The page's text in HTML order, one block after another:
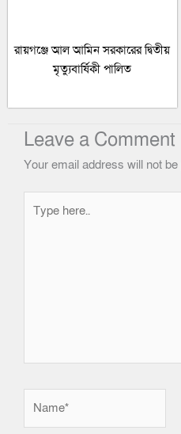
রায়গঞ্জে আল আমিন সরকারের দ্বিতীয়
মৃত্যুবার্ষিকী পালিত
Leave a Comment
Your email address will not be
here..